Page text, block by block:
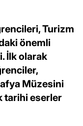
Turizm
önemli
İlk olarak
Müzesini
tarihi eserler